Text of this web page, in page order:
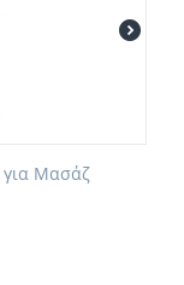
για Μασάζ